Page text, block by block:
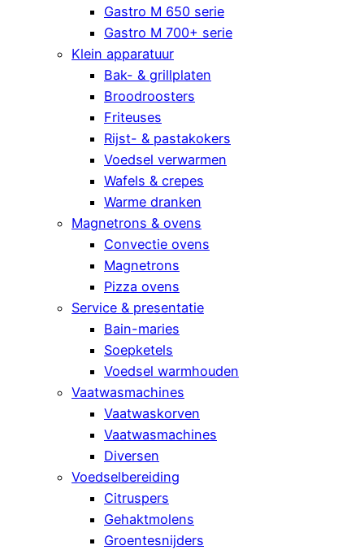
Gastro M 650 serie
Gastro M 700+ serie
Klein apparatuur
Bak- & grillplaten
Broodroosters
Friteuses
Rijst- & pastakokers
Voedsel verwarmen
Wafels & crepes
Warme dranken
Magnetrons & ovens
Convectie ovens
Magnetrons
Pizza ovens
Service & presentatie
Bain-maries
Soepketels
Voedsel warmhouden
Vaatwasmachines
Vaatwaskorven
Vaatwasmachines
Diversen
Voedselbereiding
Citruspers
Gehaktmolens
Groentesnijders